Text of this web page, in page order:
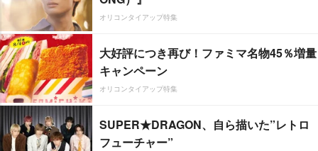
オリコンタイアップ特集
大好評につき再び！ファミマ名物45％増量
キャンペーン
オリコンタイアップ特集
SUPER★DRAGON、自ら描いた”レトロ
フューチャー”